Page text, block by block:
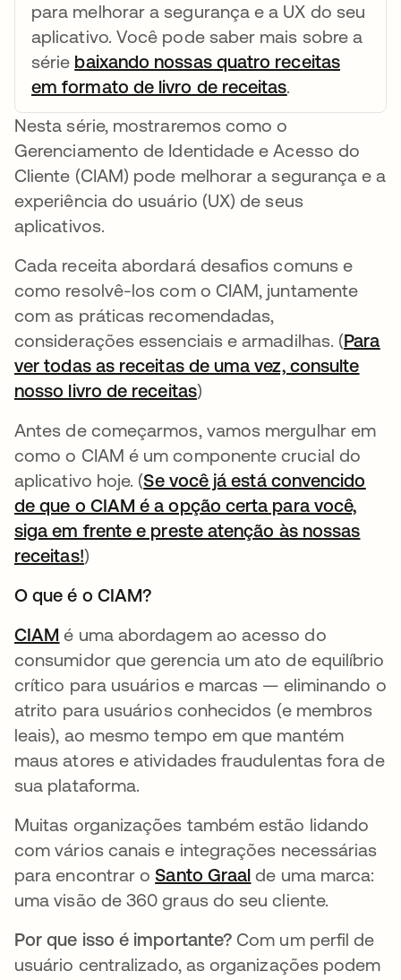
para melhorar a segurança e a UX do seu
aplicativo. Você pode saber mais sobre a
série baixando nossas quatro receitas
em formato de livro de receitasabre em uma
.
Nesta série, mostraremos como o
Gerenciamento de Identidade e Acesso do
Cliente (CIAM) pode melhorar a segurança e a
experiência do usuário (UX) de seus
aplicativos.
Cada receita abordará desafios comuns e
como resolvê-los com o CIAM, juntamente
com as práticas recomendadas,
considerações essenciais e armadilhas. (Para
ver todas as receitas de uma vez, consulte
nosso livro de receitasabre em uma nova guia
)
Antes de começarmos, vamos mergulhar em
como o CIAM é um componente crucial do
aplicativo hoje. (Se você já está convencido
de que o CIAM é a opção certa para você,
siga em frente e preste atenção às nossas
receitas!abre em uma nova guia
)
O que é o CIAM?
CIAM abre em uma nova guia
é uma abordagem ao acesso do
consumidor que gerencia um ato de equilíbrio
crítico para usuários e marcas — eliminando o
atrito para usuários conhecidos (e membros
leais), ao mesmo tempo em que mantém
maus atores e atividades fraudulentas fora de
sua plataforma.
Muitas organizações também estão lidando
com vários canais e integrações necessárias
para encontrar oSanto Graal abre em uma
de uma marca:
uma visão de 360 graus do seu cliente.
Por que isso é importante? Com um perfil de
usuário centralizado, as organizações podem